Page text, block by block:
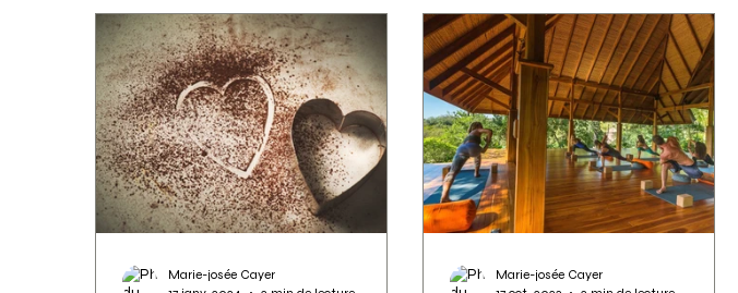
Yoga thérapeutique Inspiration
Marie-josée Cayer
Marie-josée Cayer